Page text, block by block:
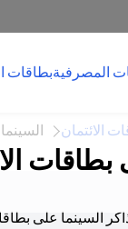
المصرفيةبطاقات
الائتمان السينما
السينما على